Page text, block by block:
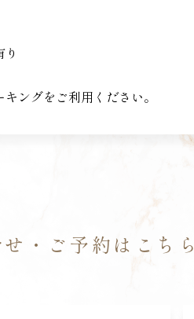
ングをご利用ください。
・ご予約はこちら